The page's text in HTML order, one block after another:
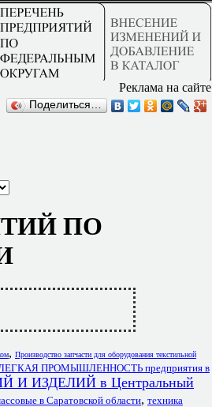
Реклама на сайте
Поделиться…
ПО
, Производство запчасти для оборудования текстильной
ПРОМЫШЛЕННОСТЬ предприятия в
ИЗДЕЛИЙ в Центральный
в Саратовской области, техника